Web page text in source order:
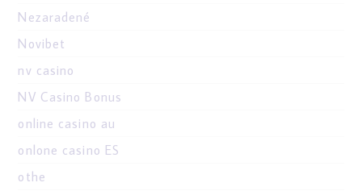
Nezaradené
Novibet
nv casino
NV Casino Bonus
online casino au
onlone casino ES
othe